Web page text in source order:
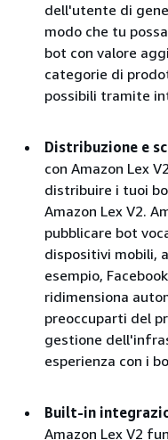
dell'utente di
modo che tu
bot con valore
categorie di
possibili tramite
Distribuzione e
con Amazon Lex
distribuire i tuoi
Amazon Lex V2.
pubblicare bot
dispositivi mobili,
esempio,
ridimensiona
preoccuparti del
gestione
esperienza con i
Built-in
Amazon Lex V2